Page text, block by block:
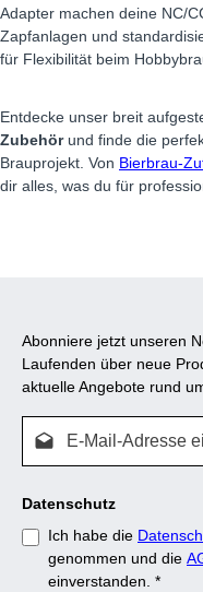
Adapter machen deine NC/
Zapfanlagen und
für Flexibilität beim
Entdecke unser breit
Zubehörund finde die
Brauprojekt. Von Bierbrau-
dir alles, was du für
Abonniere jetzt unseren
Laufenden über neue
aktuelle Angebote rund
Datenschutz
Ich habe die
genommen und die
einverstanden. *